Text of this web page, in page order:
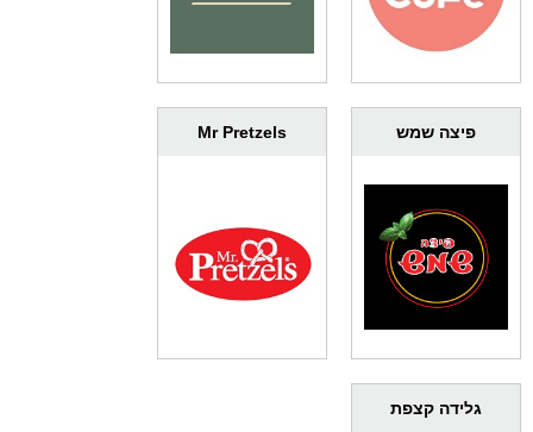
פיצה שמש Mr Pretzels
גלידה קצפת